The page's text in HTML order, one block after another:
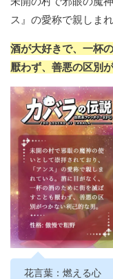
ス』の愛称で親しまれ
酒が大好きで、一杯
厭わず、善悪の区別
花言葉：燃える心